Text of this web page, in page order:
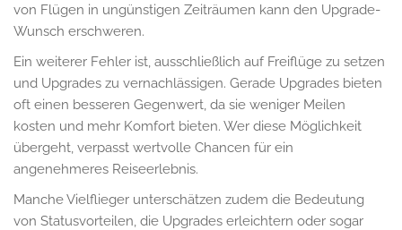
von Flügen in ungünstigen Zeiträumen kann den Upgrade-
Wunsch erschweren.
Ein weiterer Fehler ist, ausschließlich auf Freiflüge zu setzen
und Upgrades zu vernachlässigen. Gerade Upgrades bieten
oft einen besseren Gegenwert, da sie weniger Meilen
kosten und mehr Komfort bieten. Wer diese Möglichkeit
übergeht, verpasst wertvolle Chancen für ein
angenehmeres Reiseerlebnis.
Manche Vielflieger unterschätzen zudem die Bedeutung
von Statusvorteilen, die Upgrades erleichtern oder sogar